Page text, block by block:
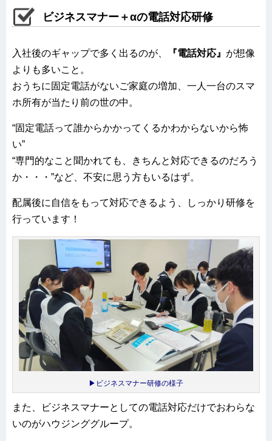
ビジネスマナー＋αの電話対応研修
入社後のギャップで多く出るのが、 『電話対応』 が想像
よりも多いこと。
おうちに固定電話がないご家庭の増加、一人一台のスマ
ホ所有が当たり前の世の中。
“固定電話って誰からかかってくるかわからないから怖
い”
“専門的なこと聞かれても、きちんと対応できるのだろう
か・・・”など、不安に思う方もいるはず。
配属後に自信をもって対応できるよう、しっかり研修を
行っています！
▶ビジネスマナー研修の様子
また、ビジネスマナーとしての電話対応だけでおわらな
いのがハウジンググループ。